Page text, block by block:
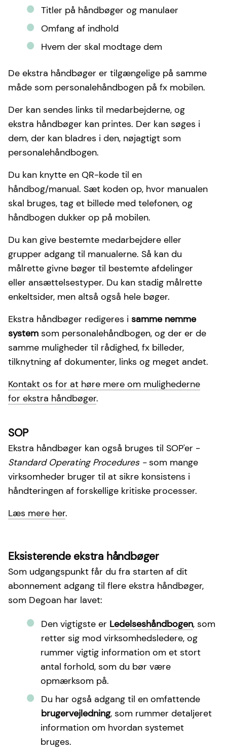
Titler på håndbøger og manulaer
Omfang af indhold
Hvem der skal modtage dem
De ekstra håndbøger er tilgængelige på samme
måde som personalehåndbogen på fx mobilen.
Der kan sendes links til medarbejderne, og
ekstra håndbøger kan printes. Der kan søges i
dem, der kan bladres i den, nøjagtigt som
personalehåndbogen.
Du kan knytte en QR-kode til en
håndbog/manual. Sæt koden op, hvor manualen
skal bruges, tag et billede med telefonen, og
håndbogen dukker op på mobilen.
Du kan give bestemte medarbejdere eller
grupper adgang til manualerne. Så kan du
målrette givne bøger til bestemte afdelinger
eller ansættelsestyper. Du kan stadig målrette
enkeltsider, men altså også hele bøger.
Ekstra håndbøger redigeres i samme nemme
system som personalehåndbogen, og der er de
samme muligheder til rådighed, fx billeder,
tilknytning af dokumenter, links og meget andet.
Kontakt os for at høre mere om mulighederne
for ekstra håndbøger.
SOP
Ekstra håndbøger kan også bruges til SOP'er -
Standard Operating Procedures -som mange
virksomheder bruger til at sikre konsistens i
håndteringen af forskellige kritiske processer.
Læs mere her.
Eksisterende ekstra håndbøger
Som udgangspunkt får du fra starten af dit
abonnement adgang til flere ekstra håndbøger,
som Degoan har lavet:
Den vigtigste er Ledelseshåndbogen, som
retter sig mod virksomhedsledere, og
rummer vigtig information om et stort
antal forhold, som du bør være
opmærksom på.
Du har også adgang til en omfattende
brugervejledning, som rummer detaljeret
information om hvordan systemet
bruges.